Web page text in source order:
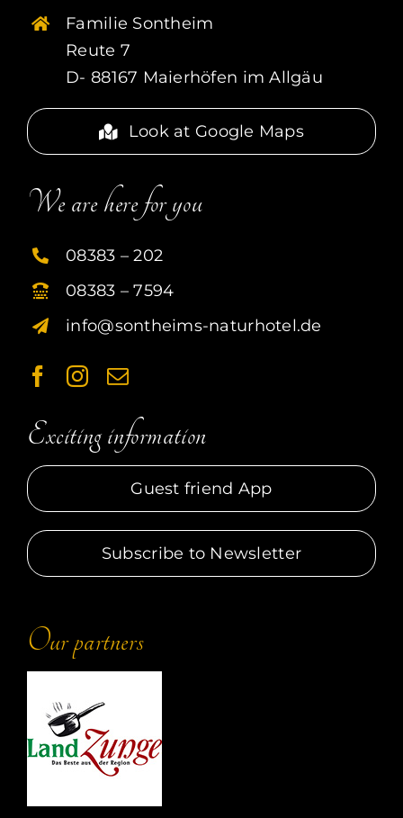
mit regionalen Produkten
4 Gang Verwöhn-Menü
Familie Sontheim
Reute 7
D- 88167 Maierhöfen im Allgäu
Look at Google Maps
We are here for you
08383 – 202
08383 – 7594
info@sontheims-naturhotel.de
Exciting information
Guest friend App
Subscribe to Newsletter
Our partners